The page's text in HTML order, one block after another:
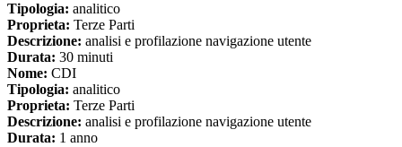
Tipologia: analitico
Proprieta: Terze Parti
Descrizione: analisi e profilazione navigazione utente
Durata: 30 minuti
Nome: CDI
Tipologia: analitico
Proprieta: Terze Parti
Descrizione: analisi e profilazione navigazione utente
Durata: 1 anno